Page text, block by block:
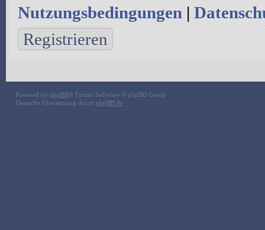
Nutzungsbedingungen |
Registrieren
Powered by phpBB® Forum Software © phpBB Group
Deutsche Übersetzung durch phpBB.de